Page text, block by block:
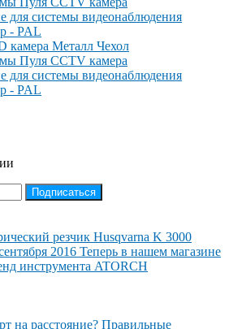
камера Металл Чехол
Пуля CCTV камера
для системы видеонаблюдения
- PAL
Подписаться
резчик Husqvarna K 3000
2016 Теперь в нашем магазине
инструмента ATORCH
на расстояние? Правильные